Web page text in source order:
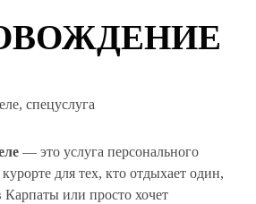
— это услуга персонального
для тех, кто отдыхает один,
или просто хочет